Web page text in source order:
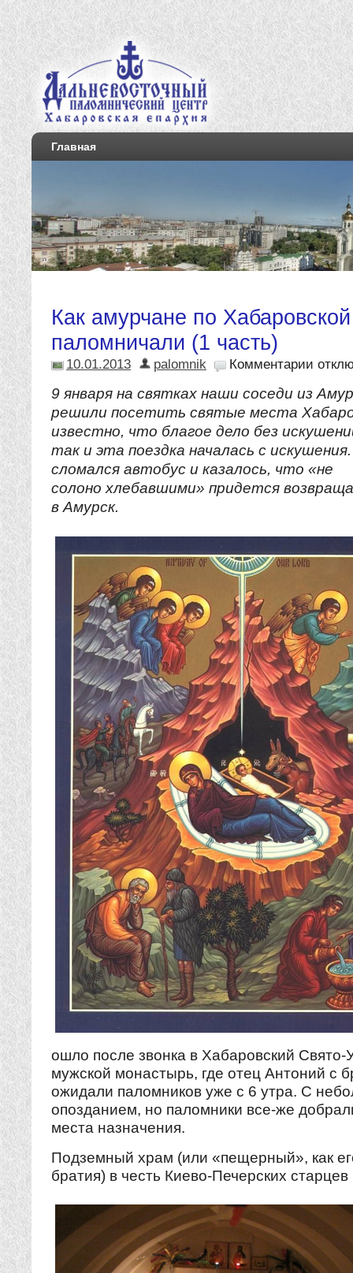
Главная
Как амурчане по
паломничали (1 часть)
10.01.2013 palomnik Комментарии
9 января на святках наши соседи из
решили посетить святые места
известно, что благое дело без
так и эта поездка началась с
сломался автобус и казалось, что «не
солоно хлебавшими» придется
в Амурск.
ошло после звонка в Хабаровский Свято-
мужской монастырь, где отец Антоний с
ожидали паломников уже с 6 утра. С
опозданием, но паломники все-же
места назначения.
Подземный храм (или «пещерный», как
братия) в честь Киево-Печерских старцев